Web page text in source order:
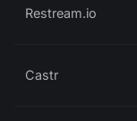
Restream.io
Castr